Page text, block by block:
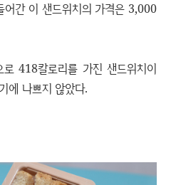
어간 이 샌드위치의 가격은 3,000
418칼로리를 가진 샌드위치이
에 나쁘지 않았다.